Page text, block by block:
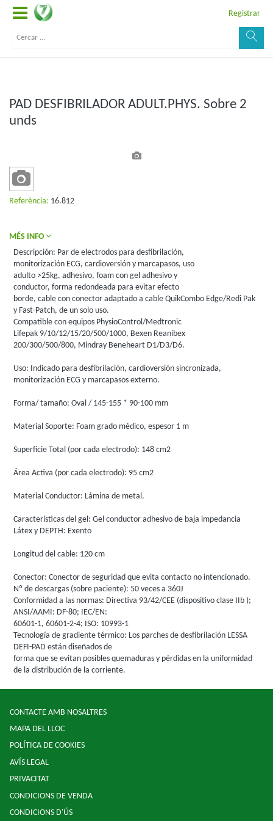
Registrar
PAD DESFIBRILADOR ADULT.PHYS. Sobre 2
unds
Referència: 16.812
MÉS INFO
Descripción: Par de electrodos para desfibrilación,
monitorización ECG, cardioversión y marcapasos, uso
adulto >25kg, adhesivo, foam con gel adhesivo y
conductor, forma redondeada para evitar efecto
borde, cable con conector adaptado a cable QuikCombo Edge/Redi Pak
y Fast-Patch, de un solo uso.
Compatible con equipos PhysioControl/Medtronic
Lifepak 9/10/12/15/20/500/1000, Bexen Reanibex
200/300/500/800, Mindray Beneheart D1/D3/D6.
Uso: Indicado para desfibrilación, cardioversión sincronizada,
monitorización ECG y marcapasos externo.
Forma/ tamaño: Oval / 145-155 * 90-100 mm
Material Soporte: Foam grado médico, espesor 1 m
Superficie Total (por cada electrodo): 148 cm2
Área Activa (por cada electrodo): 95 cm2
Material Conductor: Lámina de metal.
Características del gel: Gel conductor adhesivo de baja impedancia
Látex y DEPTH: Exento
Longitud del cable: 120 cm
Conector: Conector de seguridad que evita contacto no intencionado.
Nº de descargas (sobre paciente): 50 veces a 360J
Conformidad a las normas: Directiva 93/42/CEE (dispositivo clase IIb );
ANSI/AAMI: DF-80; IEC/EN:
60601-1, 60601-2-4; ISO: 10993-1
Tecnología de gradiente térmico: Los parches de desfibrilación LESSA
DEFI-PAD están diseñados de
forma que se evitan posibles quemaduras y pérdidas en la uniformidad
de la distribución de la corriente.
CONTACTE AMB NOSALTRES
MAPA DEL LLOC
POLÍTICA DE COOKIES
AVÍS LEGAL
PRIVACITAT
CONDICIONS DE VENDA
CONDICIONS D'ÚS